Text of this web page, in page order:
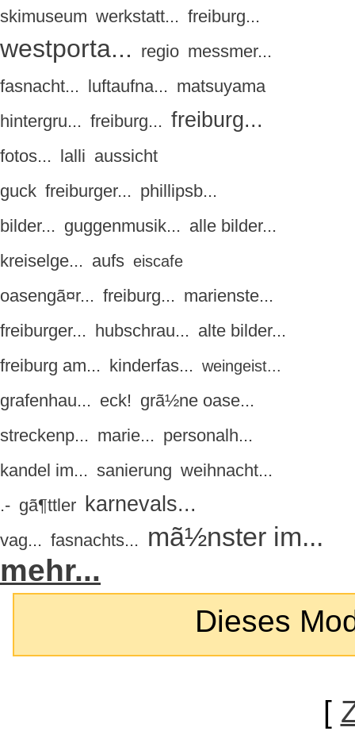
skimuseum werkstatt... freiburg...
westporta... regio messmer...
fasnacht... luftaufna... matsuyama
hintergru... freiburg... freiburg...
fotos... lalli aussicht
guck freiburger... phillipsb...
bilder... guggenmusik... alle bilder...
kreiselge... aufs eiscafe
oasengã¤r... freiburg... marienste...
freiburger... hubschrau... alte bilder...
freiburg am... kinderfas... weingeist...
grafenhau... eck! grã½ne oase...
streckenp... marie... personalh...
kandel im... sanierung weihnacht...
.- gã¶ttler karnevals...
vag... fasnachts... mã½nster im...
mehr...
Dieses
[